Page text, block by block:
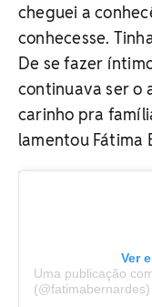
cheguei a
conhecesse.
De se fazer
continuava ser o
carinho pra
lamentou Fátima
Ver
Uma publicação
(@fatimabernardes)